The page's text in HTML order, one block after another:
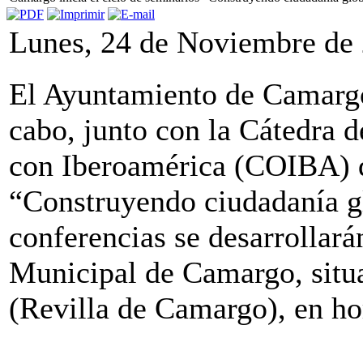
Lunes, 24 de Noviembre de
El Ayuntamiento de
cabo, junto con la Cátedra
con Iberoamérica (COIBA)
“Construyendo ciudadanía
conferencias se
Municipal de Camargo,
(Revilla de Camargo), en